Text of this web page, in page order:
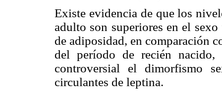
Existe evidencia de que los
adulto son superiores en el
de adiposidad, en comparación
del período de recién
controversial el dimorfismo
circulantes de leptina.